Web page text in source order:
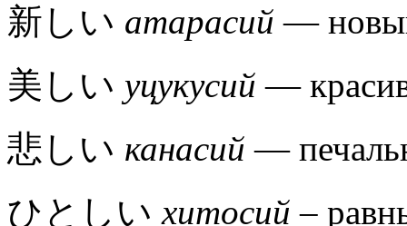
新しい атарасий —
美しい уцукусий —
悲しい канасий —
ひとしいхитосий –